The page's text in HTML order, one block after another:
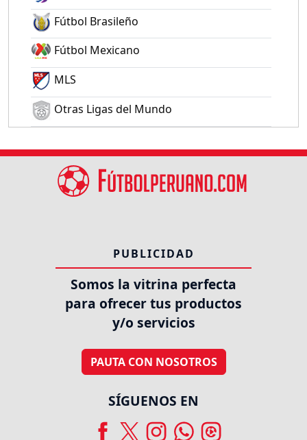
Fútbol Brasileño
Fútbol Mexicano
MLS
Otras Ligas del Mundo
PUBLICIDAD
Somos la vitrina perfecta
para ofrecer tus productos
y/o servicios
PAUTA CON NOSOTROS
SÍGUENOS EN